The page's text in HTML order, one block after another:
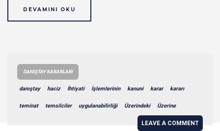
DEVAMINI OKU
DANIŞTAY KARARLARI
danıştay haciz İhtiyati İşlemlerinin kanuni karar kararı
teminat temsilciler uygulanabilirliği Üzerindeki Üzerine
LEAVE A COMMENT